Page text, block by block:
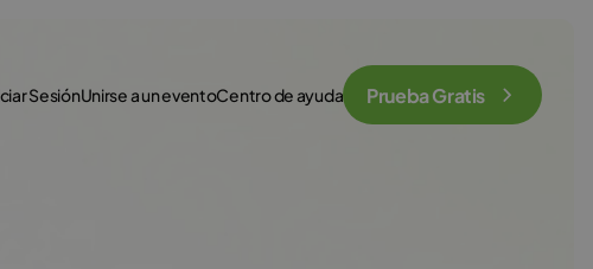
SesiónUnirse a un eventoCentro de ayuda Prueba Gratis